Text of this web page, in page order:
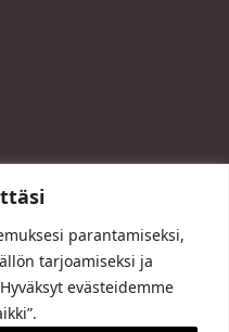
parantamiseksi,
tarjoamiseksi ja
evästeidemme